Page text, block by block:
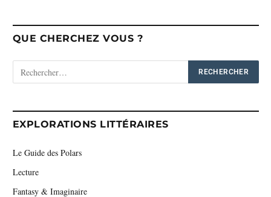
QUE CHERCHEZ VOUS ?
EXPLORATIONS LITTÉRAIRES
Le Guide des Polars
Lecture
Fantasy & Imaginaire